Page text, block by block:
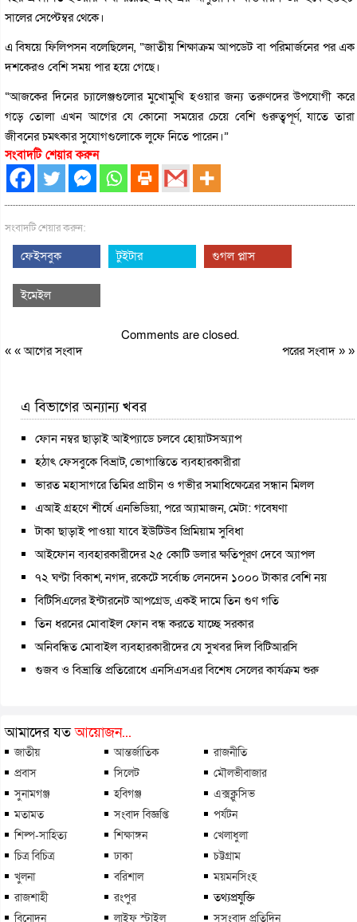
সালের সেপ্টেম্বর থেকে।
এ বিষয়ে ফিলিপসন বলেছিলেন, “জাতীয় শিক্ষাক্রম আপডেট বা পরিমার্জনের পর এক
দশকেরও বেশি সময় পার হয়ে গেছে।
“আজকের দিনের চ্যালেঞ্জগুলোর মুখোমুখি হওয়ার জন্য তরুণদের উপযোগী করে
গড়ে তোলা এখন আগের যে কোনো সময়ের চেয়ে বেশি গুরুত্বপূর্ণ, যাতে তারা
জীবনের চমৎকার সুযোগগুলোকে লুফে নিতে পারেন।”
সংবাদটি শেয়ার করুন
সংবাদটি শেয়ার করুন:
ফেইসবুক টুইটার গুগল প্লাস
ইমেইল
Comments are closed.
« «আগের সংবাদ পরের সংবাদ» »
এ বিভাগের অন্যান্য খবর
ফোন নম্বর ছাড়াই আইপ্যাডে চলবে হোয়াটসঅ্যাপ
হঠাৎ ফেসবুকে বিভ্রাট, ভোগান্তিতে ব্যবহারকারীরা
ভারত মহাসাগরে তিমির প্রাচীন ও গভীর সমাধিক্ষেত্রের সন্ধান মিলল
এআই গ্রহণে শীর্ষে এনভিডিয়া, পরে অ্যামাজন, মেটা: গবেষণা
টাকা ছাড়াই পাওয়া যাবে ইউটিউব প্রিমিয়াম সুবিধা
আইফোন ব্যবহারকারীদের ২৫ কোটি ডলার ক্ষতিপূরণ দেবে অ্যাপল
৭২ ঘণ্টা বিকাশ, নগদ, রকেটে সর্বোচ্চ লেনদেন ১০০০ টাকার বেশি নয়
বিটিসিএলের ইন্টারনেট আপগ্রেড, একই দামে তিন গুণ গতি
তিন ধরনের মোবাইল ফোন বন্ধ করতে যাচ্ছে সরকার
অনিবন্ধিত মোবাইল ব্যবহারকারীদের যে সুখবর দিল বিটিআরসি
গুজব ও বিভ্রান্তি প্রতিরোধে এনসিএসএর বিশেষ সেলের কার্যক্রম শুরু
আমাদের যতআয়োজন...
জাতীয় আন্তর্জাতিক
রাজনীতি
প্রবাস
সিলেট
মৌলভীবাজার
সুনামগঞ্জ
হবিগঞ্জ
এক্সক্লুসিভ
মতামত
সংবাদ বিজ্ঞপ্তি
পর্যটন
শিল্প-সাহিত্য
শিক্ষাঙ্গন
খেলাধুলা
চিত্র বিচিত্র
ঢাকা
চট্টগ্রাম
খুলনা
বরিশাল
ময়মনসিংহ
রাজশাহী
রংপুর
তথ্যপ্রযুক্তি
বিনোদন
লাইফ স্টাইল সুসংবাদ প্রতিদিন